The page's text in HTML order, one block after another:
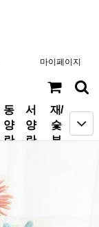
마이페이지
동
양
란
서
양
란
분
재/
숯
부